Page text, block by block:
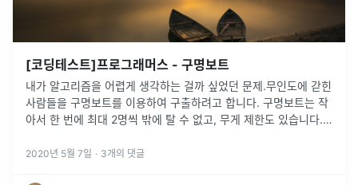
[코딩테스트]프로그래머스 - 구명보트
내가 알고리즘을 어렵게 생각하는 걸까 싶었던 문제.무인도에 갇힌
사람들을 구명보트를 이용하여 구출하려고 합니다. 구명보트는 작
아서 한 번에 최대 2명씩 밖에 탈 수 없고, 무게 제한도 있습니다.
2020년 5월 7일 · 3개의 댓글